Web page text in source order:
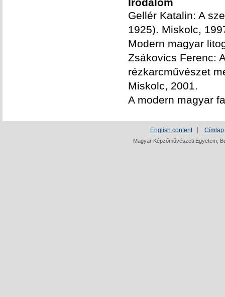
Gellér Katalin: A
1925). Miskolc,
Modern magyar
Zsákovics Ferenc:
rézkarcművészet
Miskolc, 2001.
A modern magyar
English content Címlap
Magyar Képzőművészeti Egyetem,